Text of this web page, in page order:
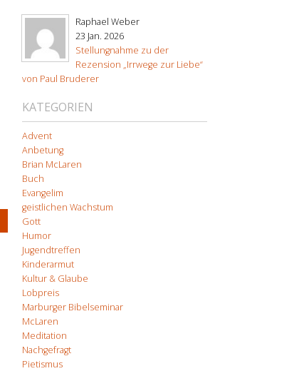
Raphael Weber
23 Jan. 2026
Stellungnahme zu der
Rezension „Irrwege zur Liebe“
von Paul Bruderer
KATEGORIEN
Advent
Anbetung
Brian McLaren
Buch
Evangelim
geistlichen Wachstum
Gott
Humor
Jugendtreffen
Kinderarmut
Kultur & Glaube
Lobpreis
Marburger Bibelseminar
McLaren
Meditation
Nachgefragt
Pietismus